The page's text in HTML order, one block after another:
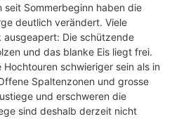
Sommerbeginn haben die
deutlich verändert. Viele
ausgeapert: Die schützende
und das blanke Eis liegt frei.
schwieriger sein als in
Spaltenzonen und grosse
und erschweren die
sind deshalb derzeit nicht